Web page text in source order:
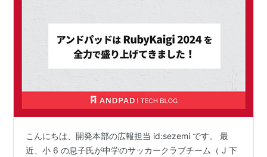
こんにちは、開発本部の広報担当 id:sezemi です。 最
近、小 6 の息子氏が中学のサッカークラブチーム（ J 下